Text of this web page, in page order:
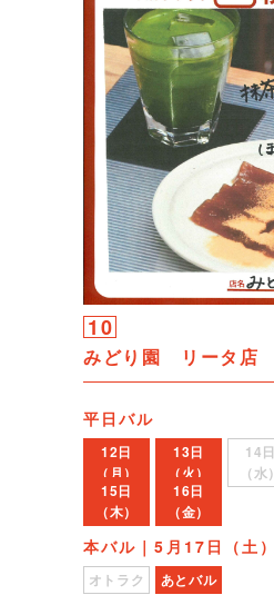
10
みどり園 リータ店
平日バル
12日
（月）
13日
（火）
14日
（水）
15日
（木）
16日
（金）
本バル｜5月17日（土）
オトラク
あとバル